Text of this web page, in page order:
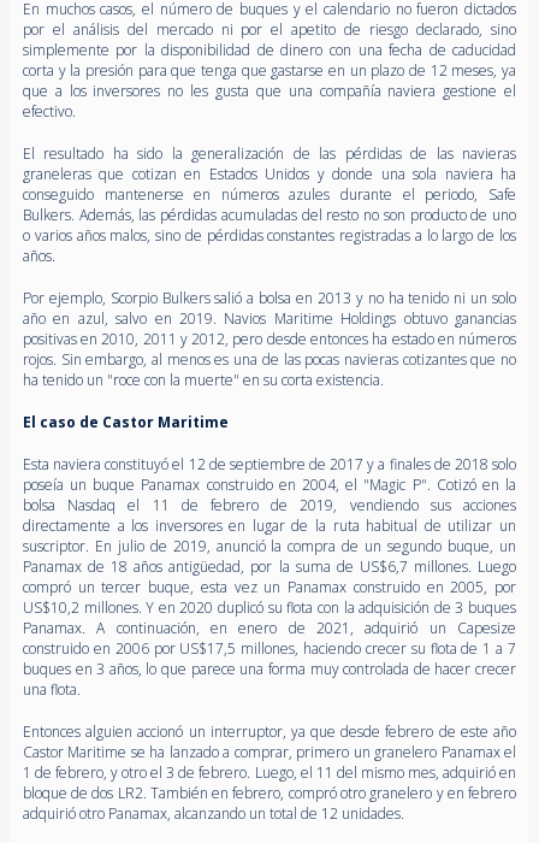
En muchos casos, el número de buques y el calendario no fueron dictados
por el análisis del mercado ni por el apetito de riesgo declarado, sino
simplemente por la disponibilidad de dinero con una fecha de caducidad
corta y la presión para que tenga que gastarse en un plazo de 12 meses, ya
que a los inversores no les gusta que una compañía naviera gestione el
efectivo.
El resultado ha sido la generalización de las pérdidas de las navieras
graneleras que cotizan en Estados Unidos y donde una sola naviera ha
conseguido mantenerse en números azules durante el periodo, Safe
Bulkers. Además, las pérdidas acumuladas del resto no son producto de uno
o varios años malos, sino de pérdidas constantes registradas a lo largo de los
años.
Por ejemplo, Scorpio Bulkers salió a bolsa en 2013 y no ha tenido ni un solo
año en azul, salvo en 2019. Navios Maritime Holdings obtuvo ganancias
positivas en 2010, 2011 y 2012, pero desde entonces ha estado en números
rojos. Sin embargo, al menos es una de las pocas navieras cotizantes que no
ha tenido un "roce con la muerte" en su corta existencia.
El caso de Castor Maritime
Esta naviera constituyó el 12 de septiembre de 2017 y a finales de 2018 solo
poseía un buque Panamax construido en 2004, el "Magic P". Cotizó en la
bolsa Nasdaq el 11 de febrero de 2019, vendiendo sus acciones
directamente a los inversores en lugar de la ruta habitual de utilizar un
suscriptor. En julio de 2019, anunció la compra de un segundo buque, un
Panamax de 18 años antigüedad, por la suma de US$6,7 millones. Luego
compró un tercer buque, esta vez un Panamax construido en 2005, por
US$10,2 millones. Y en 2020 duplicó su flota con la adquisición de 3 buques
Panamax. A continuación, en enero de 2021, adquirió un Capesize
construido en 2006 por US$17,5 millones, haciendo crecer su flota de 1 a 7
buques en 3 años, lo que parece una forma muy controlada de hacer crecer
una flota.
Entonces alguien accionó un interruptor, ya que desde febrero de este año
Castor Maritime se ha lanzado a comprar, primero un granelero Panamax el
1 de febrero, y otro el 3 de febrero. Luego, el 11 del mismo mes, adquirió en
bloque de dos LR2. También en febrero, compró otro granelero y en febrero
adquirió otro Panamax, alcanzando un total de 12 unidades.